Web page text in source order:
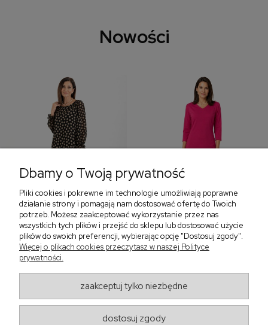
Nowości
Sukienka z falbaną i
bufiastym rękawem w
405,30 zł
Sukienka z dekoltem w
299,00 zł
‹
Dbamy o Twoją prywatność
Pliki cookies i pokrewne im technologie umożliwiają poprawne
działanie strony i pomagają nam dostosować ofertę do Twoich
potrzeb. Możesz zaakceptować wykorzystanie przez nas
wszystkich tych plików i przejść do sklepu lub dostosować użycie
plików do swoich preferencji, wybierając opcję "Dostosuj zgody".
Więcej o plikach cookies przeczytasz w naszej Polityce
prywatności.
zaakceptuj tylko niezbędne
dostosuj zgody